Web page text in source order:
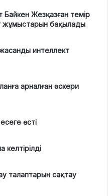
Байкен Жезқазған темір
жұмыстарын бақылады
интеллект
арналған әскери
өсті
талаптарын сақтау